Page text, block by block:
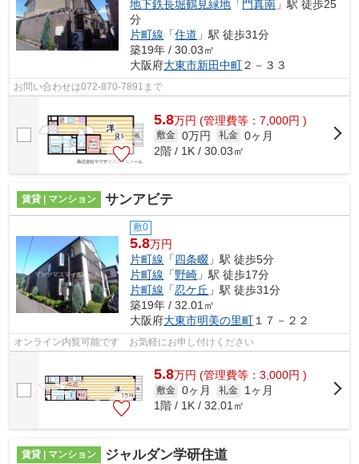
地下鉄長堀鶴見緑地 「 門真南 」駅 徒歩25
分
片町線 「住道 」駅 徒歩31分
築19年 / 30.03㎡
大阪府大東市新田中町２－３３
お問い合わせは072-870-7891まで
5.8万円 (管理費等：7,000円 )
敷金 0万円 礼金 0ヶ月
2階 / 1K / 30.03㎡
賃貸 | マンション サンアビテ
敷0
5.8万円
片町線 「四条畷 」駅 徒歩5分
片町線 「野崎 」駅 徒歩17分
片町線 「忍ケ丘 」駅 徒歩31分
築19年 / 32.01㎡
大阪府大東市明美の里町 １７－２２
オンライン内覧可能です お気軽にお申し付けください
5.8万円 (管理費等：3,000円 )
敷金 0ヶ月 礼金
1ヶ月
1階 / 1K / 32.01㎡
賃貸 | マンション ジャルダン学研住道